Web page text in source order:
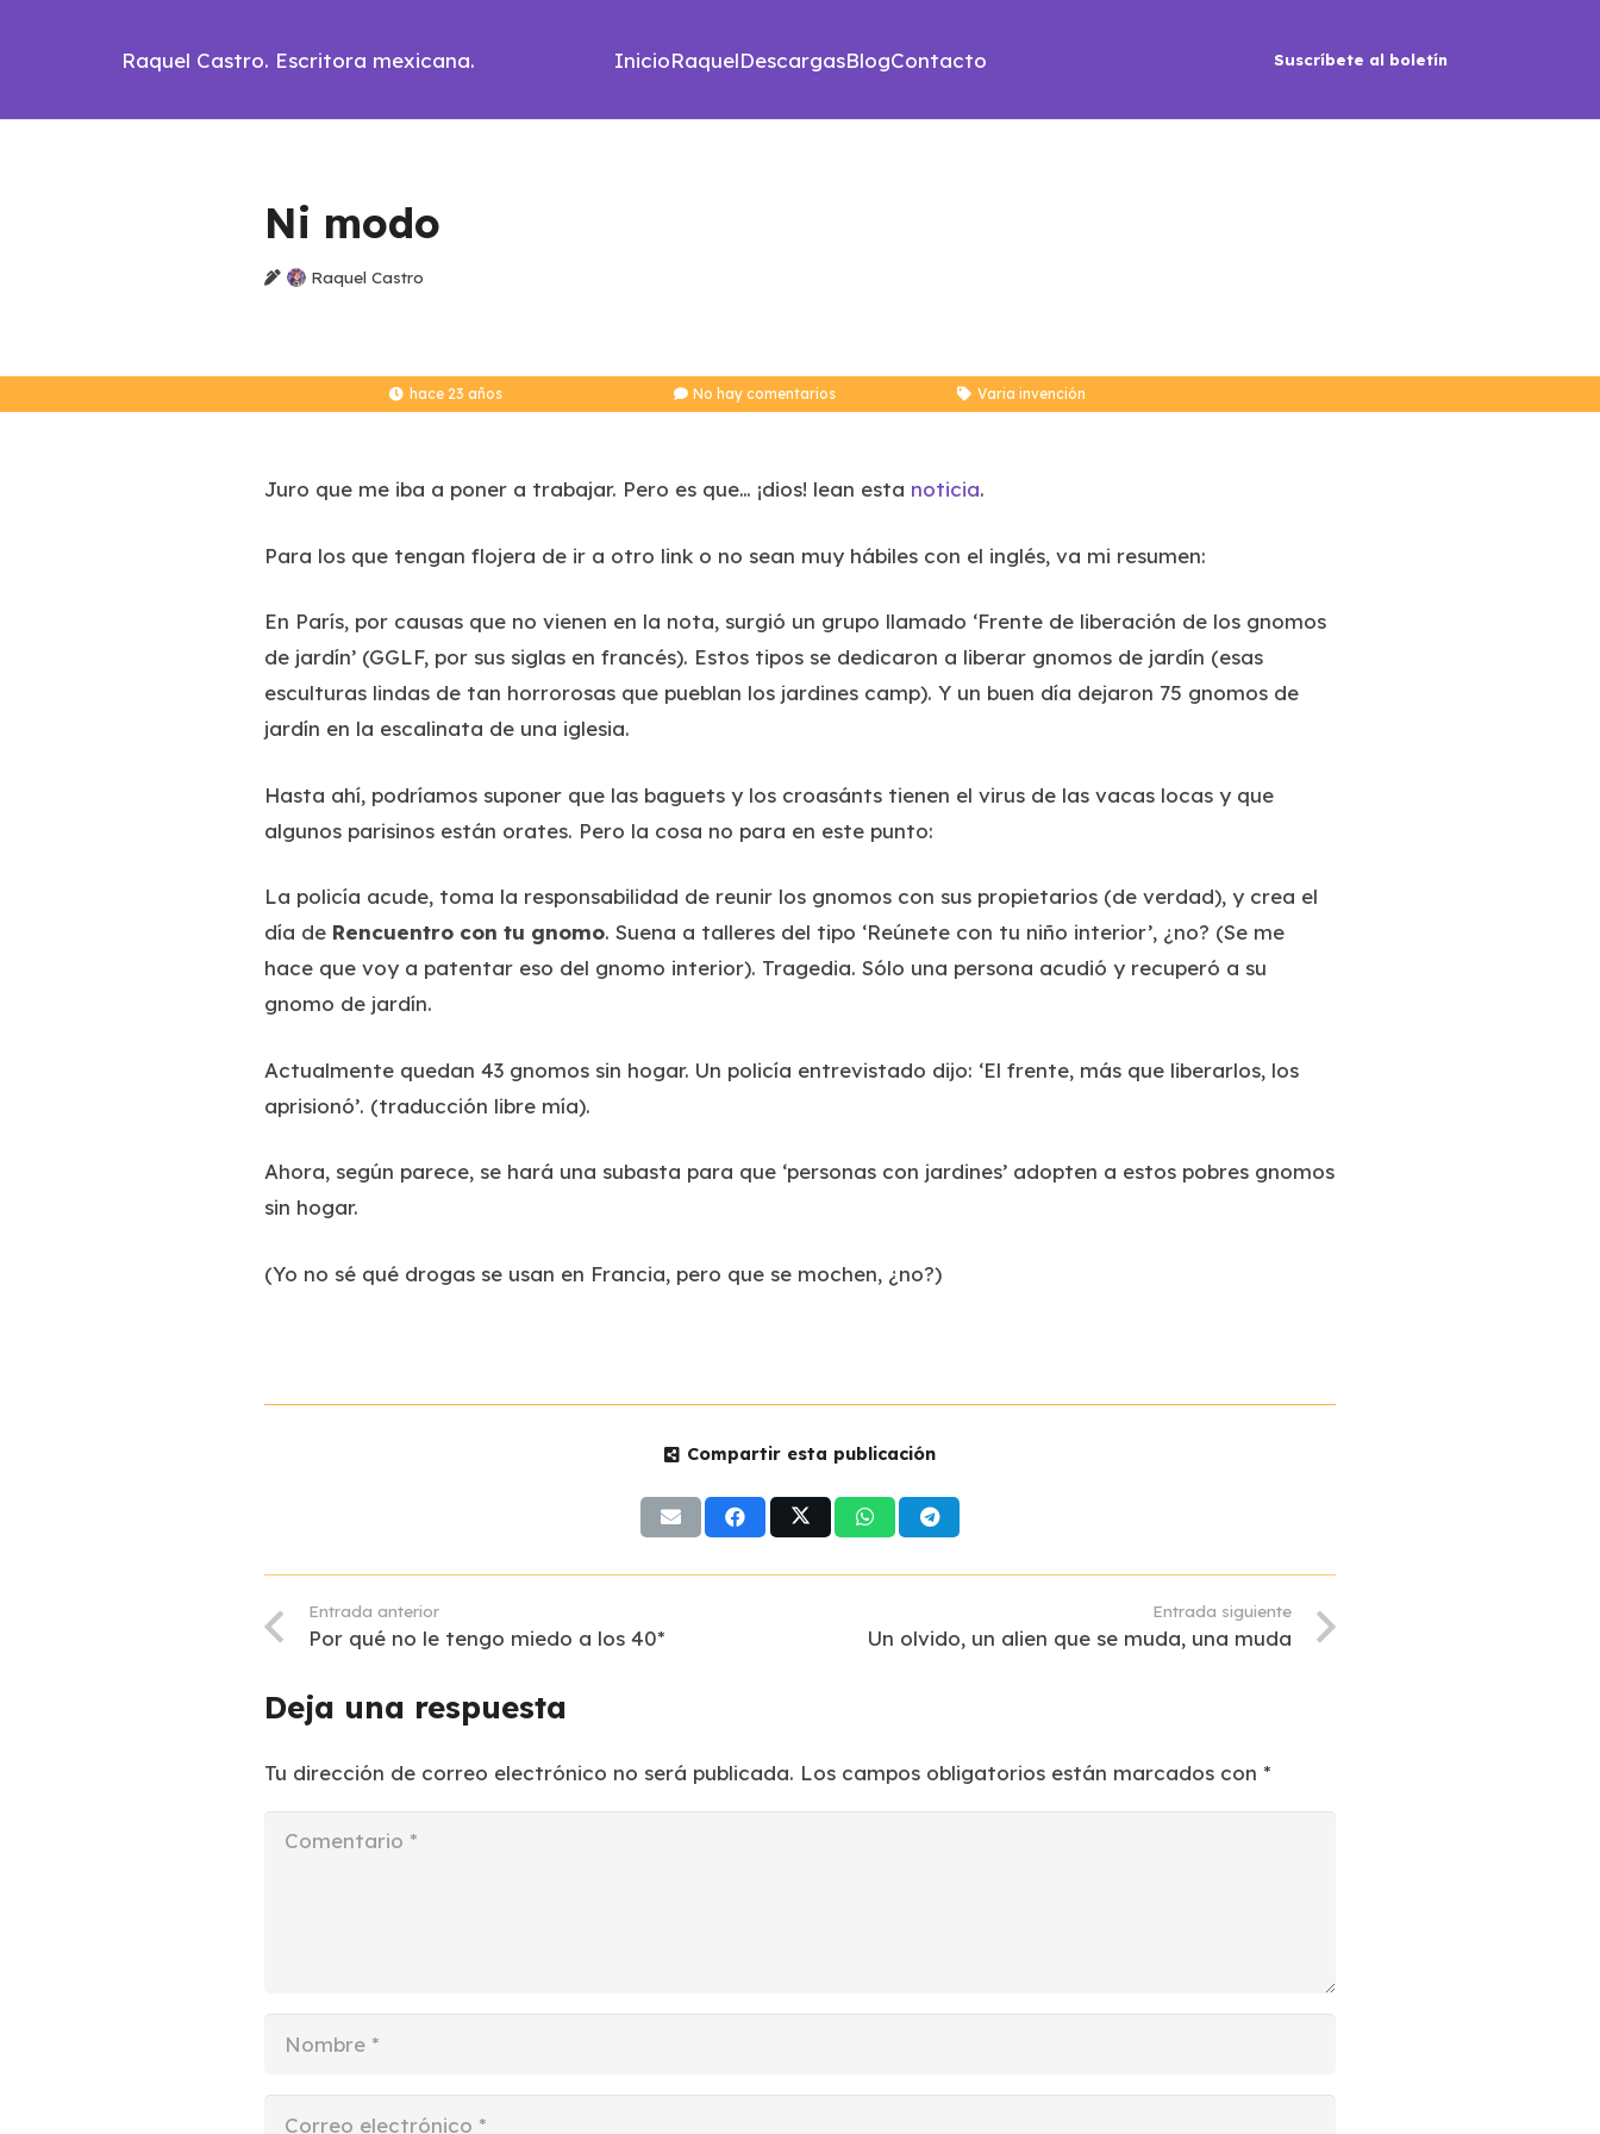
Raquel Castro. Escritora mexicana. InicioRaquelDescargasBlogContacto Suscríbete al boletín
Ni modo
Raquel Castro
hace 23 años No hay comentarios Varia invención
Juro que me iba a poner a trabajar. Pero es que… ¡dios! lean esta noticia.
Para los que tengan flojera de ir a otro link o no sean muy hábiles con el inglés, va mi resumen:
En París, por causas que no vienen en la nota, surgió un grupo llamado ‘Frente de liberación de los gnomos
de jardín’ (GGLF, por sus siglas en francés). Estos tipos se dedicaron a liberar gnomos de jardín (esas
esculturas lindas de tan horrorosas que pueblan los jardines camp). Y un buen día dejaron 75 gnomos de
jardín en la escalinata de una iglesia.
Hasta ahí, podríamos suponer que las baguets y los croasánts tienen el virus de las vacas locas y que
algunos parisinos están orates. Pero la cosa no para en este punto:
La policía acude, toma la responsabilidad de reunir los gnomos con sus propietarios (de verdad), y crea el
día de Rencuentro con tu gnomo. Suena a talleres del tipo ‘Reúnete con tu niño interior’, ¿no? (Se me
hace que voy a patentar eso del gnomo interior). Tragedia. Sólo una persona acudió y recuperó a su
gnomo de jardín.
Actualmente quedan 43 gnomos sin hogar. Un policía entrevistado dijo: ‘El frente, más que liberarlos, los
aprisionó’. (traducción libre mía).
Ahora, según parece, se hará una subasta para que ‘personas con jardines’ adopten a estos pobres gnomos
sin hogar.
(Yo no sé qué drogas se usan en Francia, pero que se mochen, ¿no?)
Compartir esta publicación
Entrada anterior
Por qué no le tengo miedo a los 40*
Entrada siguiente
Un olvido, un alien que se muda, una muda
Deja una respuesta
Tu dirección de correo electrónico no será publicada. Los campos obligatorios están marcados con *